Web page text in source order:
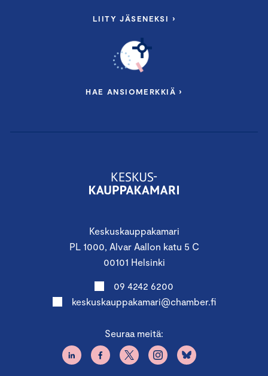
Keskuskauppakamari
PL 1000, Alvar Aallon katu 5 C
00101 Helsinki
09 4242 6200
keskuskauppakamari@chamber.fi
Seuraa meitä:
LIITY JÄSENEKSI ›
HAE ANSIOMERKKIÄ ›